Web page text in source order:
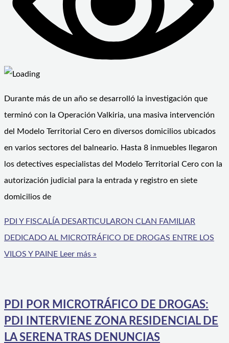
Durante más de un año se desarrolló la investigación que
terminó con la Operación Valkiria, una masiva intervención
del Modelo Territorial Cero en diversos domicilios ubicados
en varios sectores del balneario. Hasta 8 inmuebles llegaron
los detectives especialistas del Modelo Territorial Cero con la
autorización judicial para la entrada y registro en siete
domicilios de
PDI Y FISCALÍA DESARTICULARON CLAN FAMILIAR
DEDICADO AL MICROTRÁFICO DE DROGAS ENTRE LOS
VILOS Y PAINE Leer más »
PDI POR MICROTRÁFICO DE DROGAS:
PDI INTERVIENE ZONA RESIDENCIAL DE
LA SERENA TRAS DENUNCIAS